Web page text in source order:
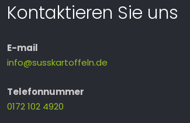
Kontaktieren Sie uns
E-mail
info@susskartoffeln.de
Telefonnummer
0172 102 4920